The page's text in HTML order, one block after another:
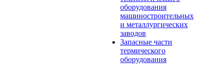
оборудования
машиностроительных
и металлургических
заводов
Запасные части
термического
оборудования